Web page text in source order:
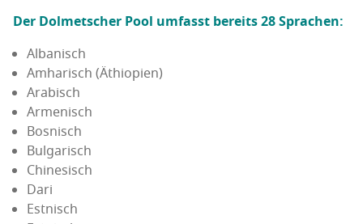
Der Dol­met­scher Pool umfasst bereits 28 Sprachen:
Alba­nisch
Amha­risch (Äthio­pi­en)
Ara­bisch
Arme­nisch
Bos­nisch
Bul­ga­risch
Chi­ne­sisch
Dari
Est­nisch